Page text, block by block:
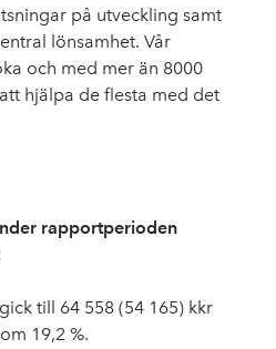
på utveckling samt
lönsamhet. Vår
och med mer än 8000
hjälpa de flesta med det
rapportperioden
till 64 558 (54 165) kkr
19,2 %.